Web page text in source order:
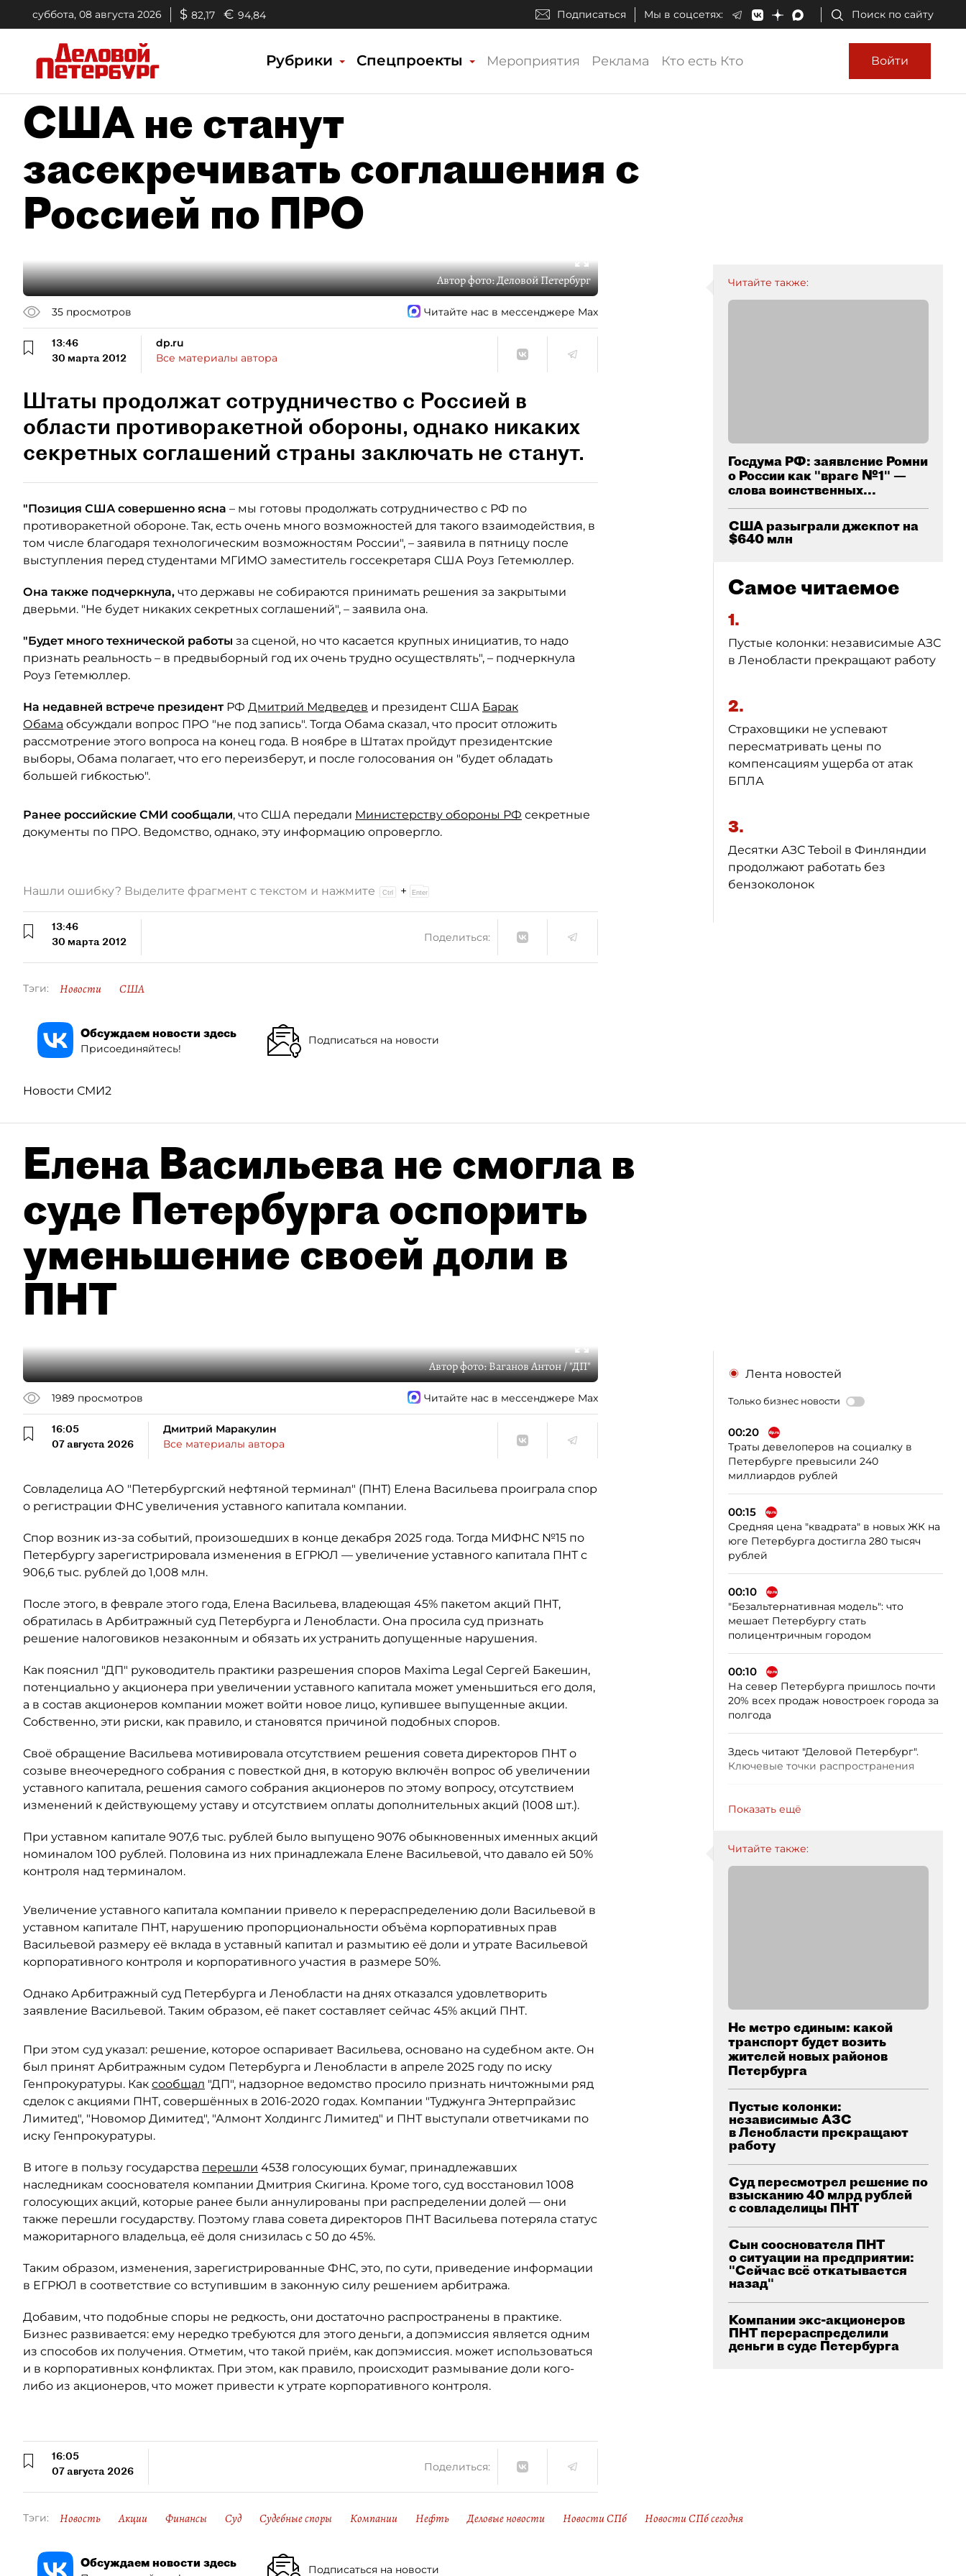
суббота, 08 августа 2026 $ 82,17 € 94,84 Подписаться Мы в соцсетях: Поиск по сайту
Рубрики Спецпроекты Мероприятия Реклама Кто есть Кто Войти
США не станут
засекречивать соглашения с
Россией по ПРО
Автор фото:Деловой Петербург
35 просмотров Читайте нас в мессенджере Max
13:46
30 марта 2012
dp.ru
Все материалы автора
Штаты продолжат сотрудничество с Россией в
области противоракетной обороны, однако никаких
секретных соглашений страны заключать не станут.
"Позиция США совершенно ясна – мы готовы продолжать сотрудничество с РФ по
противоракетной обороне. Так, есть очень много возможностей для такого взаимодействия, в
том числе благодаря технологическим возможностям России", – заявила в пятницу после
выступления перед студентами МГИМО заместитель госсекретаря США Роуз Гетемюллер.
Она также подчеркнула, что державы не собираются принимать решения за закрытыми
дверьми. "Не будет никаких секретных соглашений", – заявила она.
"Будет много технической работы за сценой, но что касается крупных инициатив, то надо
признать реальность – в предвыборный год их очень трудно осуществлять", – подчеркнула
Роуз Гетемюллер.
На недавней встрече президент РФ Дмитрий Медведев и президент США Барак
Обама обсуждали вопрос ПРО "не под запись". Тогда Обама сказал, что просит отложить
рассмотрение этого вопроса на конец года. В ноябре в Штатах пройдут президентские
выборы, Обама полагает, что его переизберут, и после голосования он "будет обладать
большей гибкостью".
Ранее российские СМИ сообщали, что США передали Министерству обороны РФ секретные
документы по ПРО. Ведомство, однако, эту информацию опровергло.
Читайте также:
Госдума РФ: заявление Ромни
о России как "враге №1" —
слова воинственных...
США разыграли джекпот на
$640 млн
Самое читаемое
1.
Пустые колонки: независимые АЗС
в Ленобласти прекращают работу
2.
Страховщики не успевают
пересматривать цены по
компенсациям ущерба от атак
БПЛА
3.
Десятки АЗС Teboil в Финляндии
продолжают работать без
бензоколонок
Нашли ошибку? Выделите фрагмент с текстом и нажмите +
13:46
30 марта 2012
Поделиться:
Тэги: Новости США
Обсуждаем новости здесь
Присоединяйтесь!
Подписаться на новости
Новости СМИ2
Елена Васильева не смогла в
суде Петербурга оспорить
уменьшение своей доли в
ПНТ
Автор фото:Ваганов Антон / "ДП"
1989 просмотров Читайте нас в мессенджере Max
16:05
07 августа 2026
Дмитрий Маракулин
Все материалы автора
Совладелица АО "Петербургский нефтяной терминал" (ПНТ) Елена Васильева проиграла спор
о регистрации ФНС увеличения уставного капитала компании.
Спор возник из-за событий, произошедших в конце декабря 2025 года. Тогда МИФНС №15 по
Петербургу зарегистрировала изменения в ЕГРЮЛ — увеличение уставного капитала ПНТ с
906,6 тыс. рублей до 1,008 млн.
После этого, в феврале этого года, Елена Васильева, владеющая 45% пакетом акций ПНТ,
обратилась в Арбитражный суд Петербурга и Ленобласти. Она просила суд признать
решение налоговиков незаконным и обязать их устранить допущенные нарушения.
Как пояснил "ДП" руководитель практики разрешения споров Maxima Legal Сергей Бакешин,
потенциально у акционера при увеличении уставного капитала может уменьшиться его доля,
а в состав акционеров компании может войти новое лицо, купившее выпущенные акции.
Собственно, эти риски, как правило, и становятся причиной подобных споров.
Своё обращение Васильева мотивировала отсутствием решения совета директоров ПНТ о
созыве внеочередного собрания с повесткой дня, в которую включён вопрос об увеличении
уставного капитала, решения самого собрания акционеров по этому вопросу, отсутствием
изменений к действующему уставу и отсутствием оплаты дополнительных акций (1008 шт.).
При уставном капитале 907,6 тыс. рублей было выпущено 9076 обыкновенных именных акций
номиналом 100 рублей. Половина из них принадлежала Елене Васильевой, что давало ей 50%
контроля над терминалом.
Увеличение уставного капитала компании привело к перераспределению доли Васильевой в
уставном капитале ПНТ, нарушению пропорциональности объёма корпоративных прав
Васильевой размеру её вклада в уставный капитал и размытию её доли и утрате Васильевой
корпоративного контроля и корпоративного участия в размере 50%.
Однако Арбитражный суд Петербурга и Ленобласти на днях отказался удовлетворить
заявление Васильевой. Таким образом, её пакет составляет сейчас 45% акций ПНТ.
При этом суд указал: решение, которое оспаривает Васильева, основано на судебном акте. Он
был принят Арбитражным судом Петербурга и Ленобласти в апреле 2025 году по иску
Генпрокуратуры. Как сообщал "ДП", надзорное ведомство просило признать ничтожными ряд
сделок с акциями ПНТ, совершённых в 2016-2020 годах. Компании "Туджунга Энтерпрайзис
Лимитед", "Новомор Димитед", "Алмонт Холдингс Лимитед" и ПНТ выступали ответчиками по
иску Генпрокуратуры.
В итоге в пользу государства перешли 4538 голосующих бумаг, принадлежавших
наследникам сооснователя компании Дмитрия Скигина. Кроме того, суд восстановил 1008
голосующих акций, которые ранее были аннулированы при распределении долей — они
также перешли государству. Поэтому глава совета директоров ПНТ Васильева потеряла статус
мажоритарного владельца, её доля снизилась с 50 до 45%.
Таким образом, изменения, зарегистрированные ФНС, это, по сути, приведение информации
в ЕГРЮЛ в соответствие со вступившим в законную силу решением арбитража.
Добавим, что подобные споры не редкость, они достаточно распространены в практике.
Бизнес развивается: ему нередко требуются для этого деньги, а допэмиссия является одним
из способов их получения. Отметим, что такой приём, как допэмиссия. может использоваться
и в корпоративных конфликтах. При этом, как правило, происходит размывание доли кого-
либо из акционеров, что может привести к утрате корпоративного контроля.
Лента новостей
Только бизнес новости
00:20
Траты девелоперов на социалку в
Петербурге превысили 240
миллиардов рублей
00:15
Средняя цена "квадрата" в новых ЖК на
юге Петербурга достигла 280 тысяч
рублей
00:10
"Безальтернативная модель": что
мешает Петербургу стать
полицентричным городом
00:10
На север Петербурга пришлось почти
20% всех продаж новостроек города за
полгода
Здесь читают "Деловой Петербург".
Ключевые точки распространения
Показать ещё
Читайте также:
Не метро единым: какой
транспорт будет возить
жителей новых районов
Петербурга
Пустые колонки:
независимые АЗС
в Ленобласти прекращают
работу
Суд пересмотрел решение по
взысканию 40 млрд рублей
с совладелицы ПНТ
Сын сооснователя ПНТ
о ситуации на предприятии:
"Сейчас всё откатывается
назад"
Компании экс-акционеров
ПНТ перераспределили
деньги в суде Петербурга
16:05
07 августа 2026
Поделиться:
Тэги: Новость Акции Финансы Суд Судебные споры Компании Нефть Деловые новости Новости СПб Новости СПб сегодня
Обсуждаем новости здесь Подписаться на новости